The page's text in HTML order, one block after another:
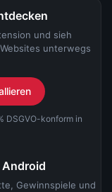
und sieh
unterwegs
DSGVO-konform in
Android
Gewinnspiele und